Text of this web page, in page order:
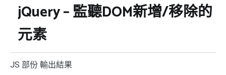
jQuery – 監聽DOM新增/移除的
元素
JS 部份 輸出結果